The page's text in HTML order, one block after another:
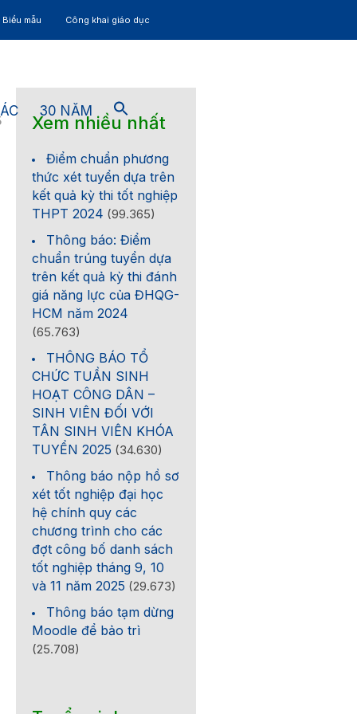
mẫu Công khai giáo dục
30 NĂM
Xem nhiều nhất
Điểm chuẩn phương
thức xét tuyển dựa trên
kết quả kỳ thi tốt nghiệp
THPT 2024 (99.365)
Thông báo: Điểm
chuẩn trúng tuyển dựa
trên kết quả kỳ thi đánh
giá năng lực của ĐHQG-
HCM năm 2024
(65.763)
THÔNG BÁO TỔ
CHỨC TUẦN SINH
HOẠT CÔNG DÂN –
SINH VIÊN ĐỐI VỚI
TÂN SINH VIÊN KHÓA
TUYỂN 2025 (34.630)
Thông báo nộp hồ sơ
xét tốt nghiệp đại học
hệ chính quy các
chương trình cho các
đợt công bố danh sách
tốt nghiệp tháng 9, 10
và 11 năm 2025 (29.673)
Thông báo tạm dừng
Moodle để bảo trì
(25.708)